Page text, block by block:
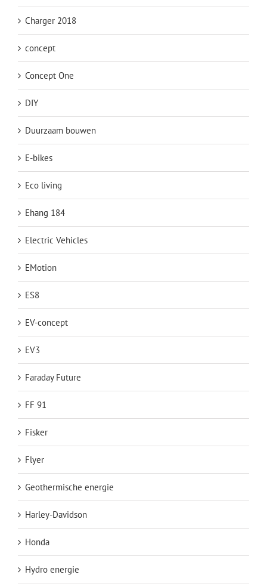
Charger 2018
concept
Concept One
DIY
Duurzaam bouwen
E-bikes
Eco living
Ehang 184
Electric Vehicles
EMotion
ES8
EV-concept
EV3
Faraday Future
FF 91
Fisker
Flyer
Geothermische energie
Harley-Davidson
Honda
Hydro energie